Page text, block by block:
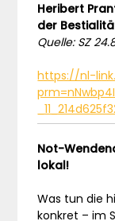
Heribert
der
Quelle: SZ
https://nl-
Not-
lokal!
Was tun die
konkret – im